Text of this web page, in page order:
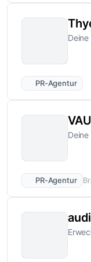
PR-Agentur
PR-Agentur